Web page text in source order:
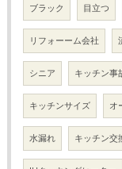
ブラック 目立つ
リフォーーム会社
シニア キッチン事
キッチンサイズ オ
水漏れ キッチン交